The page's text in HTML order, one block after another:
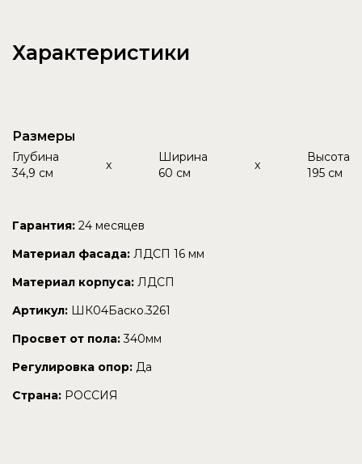
Характеристики
Размеры
Глубина
34,9 см
x
Ширина
60 см
x
Высота
195 см
Гарантия: 24 месяцев
Материал фасада: ЛДСП 16 мм
Материал корпуса: ЛДСП
Артикул: ШК04Баско.3261
Просвет от пола:340мм
Регулировка опор: Да
Страна: РОССИЯ